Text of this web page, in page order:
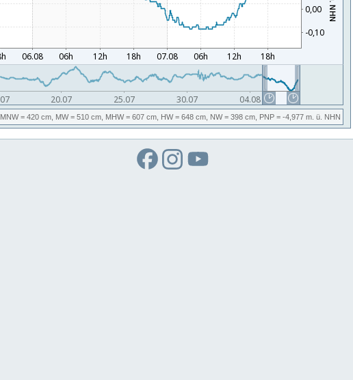
MNW= 420 cm, MW= 510 cm, MHW= 607 cm, HW= 648 cm, NW= 398 cm, PNP = -4,977 m. ü. NHN